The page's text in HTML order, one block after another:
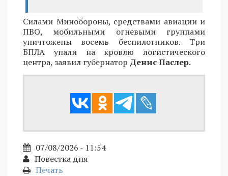
Силами Минобороны, средствами авиации и
ПВО, мобильными огневыми группами
уничтожены восемь беспилотников. Три
БПЛА упали на кровлю логистического
центра, заявил губернатор Денис Паслер.
07/08/2026 - 11:54
Повестка дня
Печать